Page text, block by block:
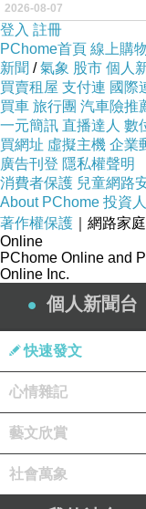
大夥一群人先前往帶廣
嘿嘿～～照片看不過癮
【要緊還要實-冬天北海
↑003 活動會場還準備了
讓我們這些沒玩過的童
又壓、
做燭台要緊實才不費倒
【點了蠟燭照亮北國之
↑004 完成一個大概不
所以想做幾個就做幾個
2026-08-07
登入 註冊
PChome首頁 線上購
新聞 /氣象 股市 個人
買賣租屋 支付連 國際
買車 旅行團 汽車險推
一元簡訊 直播達人 數
買網址 虛擬主機 企業
廣告刊登 隱私權聲明
消費者保護 兒童網路
About PChome 投資
著作權保護 ｜網路家
Online
PChome Online and
Online Inc.
個人新聞台
快速發文
心情雜記
藝文欣賞
社會萬象